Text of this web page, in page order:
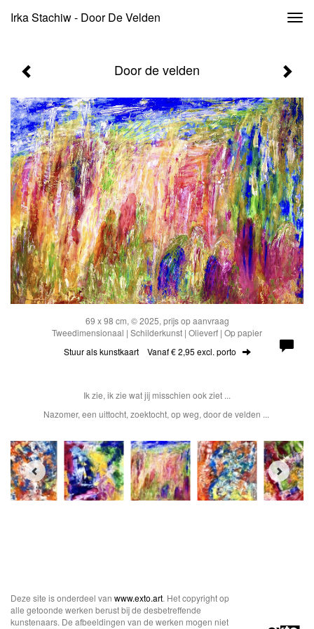
Irka Stachiw - Door De Velden
Door de velden
69 x 98 cm, © 2025, prijs op aanvraag
Tweedimensionaal | Schilderkunst | Olieverf | Op papier
Stuur als kunstkaart Vanaf € 2,95 excl. porto
Ik zie, ik zie wat jij misschien ook ziet ...
Nazomer, een uittocht, zoektocht, op weg, door de velden ...
Deze site is onderdeel van www.exto.art. Het copyright op
alle getoonde werken berust bij de desbetreffende
kunstenaars. De afbeeldingen van de werken mogen niet